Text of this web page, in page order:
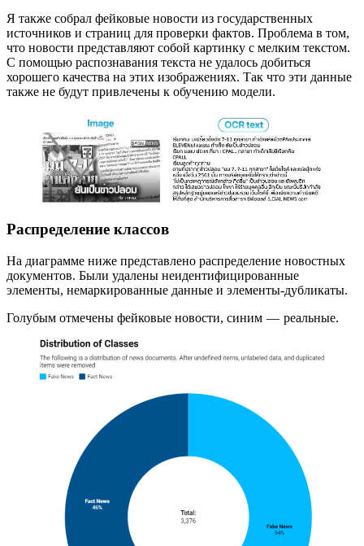
Я также собрал фейковые новости из государственных
источников и страниц для проверки фактов. Проблема в том,
что новости представляют собой картинку с мелким текстом.
С помощью распознавания текста не удалось добиться
хорошего качества на этих изображениях. Так что эти данные
также не будут привлечены к обучению модели.
Распределение классов
На диаграмме ниже представлено распределение новостных
документов. Были удалены неидентифицированные
элементы, немаркированные данные и элементы-дубликаты.
Голубым отмечены фейковые новости, синим — реальные.